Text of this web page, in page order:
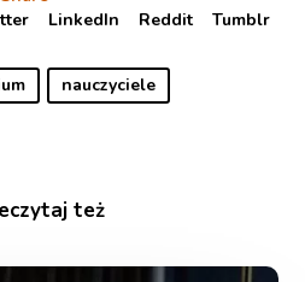
LinkedIn Reddit Tumblr
nauczyciele
też